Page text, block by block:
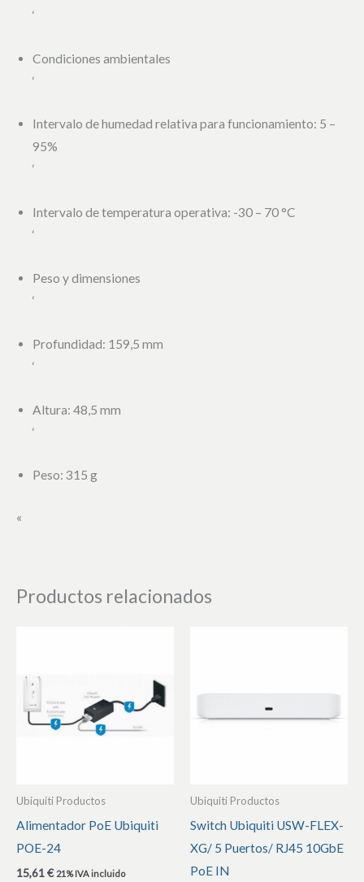
‘
Condiciones ambientales
‘
Intervalo de humedad relativa para funcionamiento: 5 –
95%
‘
Intervalo de temperatura operativa: -30 – 70 °C
‘
Peso y dimensiones
‘
Profundidad: 159,5 mm
‘
Altura: 48,5 mm
‘
Peso: 315 g
«
Productos relacionados
Ubiquiti Productos
Alimentador PoE Ubiquiti
POE-24
15,61€ 21% IVA incluido
Ubiquiti Productos
Switch Ubiquiti USW-FLEX-
XG/ 5 Puertos/ RJ45 10GbE
PoE IN